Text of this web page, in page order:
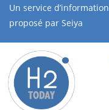
Un service d’information
proposé par Seiya